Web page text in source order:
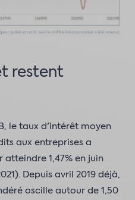
restent
le taux d'intérêt moyen
aux entreprises a
1,47% en juin
Depuis avril 2019 déjà,
oscille autour de 1,50